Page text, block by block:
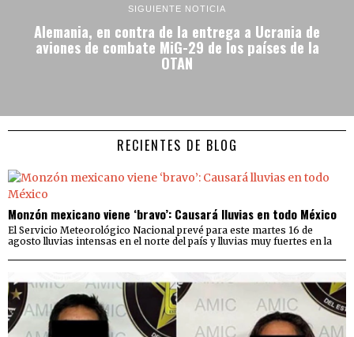
SIGUIENTE NOTICIA
Alemania, en contra de la entrega a Ucrania de
aviones de combate MiG-29 de los países de la
OTAN
RECIENTES DE BLOG
Monzón mexicano viene ‘bravo’: Causará lluvias en todo México
El Servicio Meteorológico Nacional prevé para este martes 16 de
agosto lluvias intensas en el norte del país y lluvias muy fuertes en la